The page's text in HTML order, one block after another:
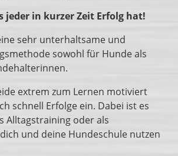
jeder in kurzer Zeit Erfolg hat!
sehr unterhaltsame und
sowohl für Hunde als
extrem zum Lernen motiviert
schnell Erfolge ein. Dabei ist es
Alltagstraining oder als
und deine Hundeschule nutzen